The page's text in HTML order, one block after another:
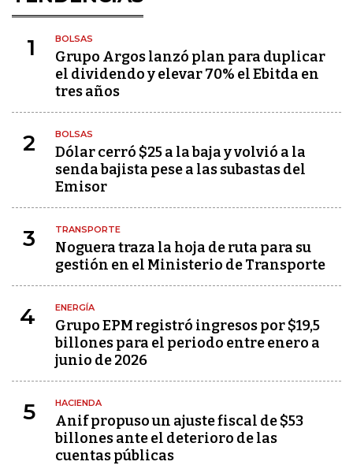
1 BOLSAS
Grupo Argos lanzó plan para duplicar
el dividendo y elevar 70% el Ebitda en
tres años
2 BOLSAS
Dólar cerró $25 a la baja y volvió a la
senda bajista pese a las subastas del
Emisor
3 TRANSPORTE
Noguera traza la hoja de ruta para su
gestión en el Ministerio de Transporte
4 ENERGÍA
Grupo EPM registró ingresos por $19,5
billones para el periodo entre enero a
junio de 2026
5 HACIENDA
Anif propuso un ajuste fiscal de $53
billones ante el deterioro de las
cuentas públicas